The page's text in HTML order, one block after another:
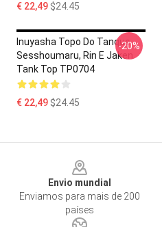
€ 22,49$24.45
Inuyasha Topo Do Tanque -
Sesshoumaru, Rin E Jaken
Tank Top TP0704
€ 22,49$24.45
-20%
Envio mundial
Enviamos para mais de 200
países